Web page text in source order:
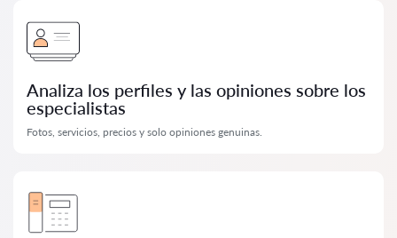
Analiza los perfiles y las opiniones sobre los
especialistas
Fotos, servicios, precios y solo opiniones genuinas.